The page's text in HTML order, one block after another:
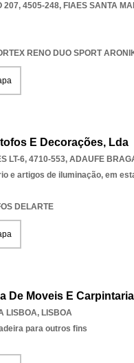
207, 4505-248, FIAES SANTA
RENO DUO SPORT
E Decorações, Lda
LT-6, 4710-553, ADAUFE
e artigos de iluminação, em
DELARTE
De Moveis E
LISBOA, LISBOA
para outros fins